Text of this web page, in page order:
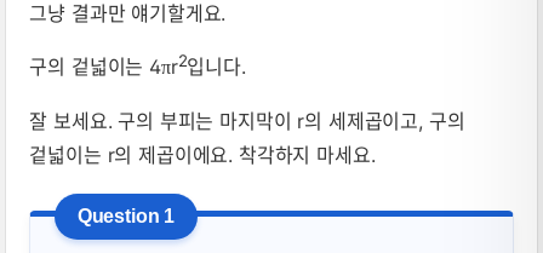
그냥 결과만 얘기할게요.
구의 겉넓이는 4πr2입니다.
잘 보세요. 구의 부피는 마지막이 r의 세제곱이고, 구의
겉넓이는 r의 제곱이에요. 착각하지 마세요.